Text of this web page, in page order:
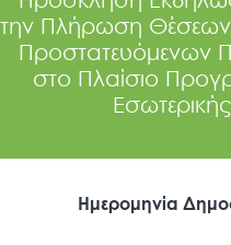
την Πλήρωση Θέσεων
Προστατευόμενων
στο Πλαίσιο
Ημερομηνία